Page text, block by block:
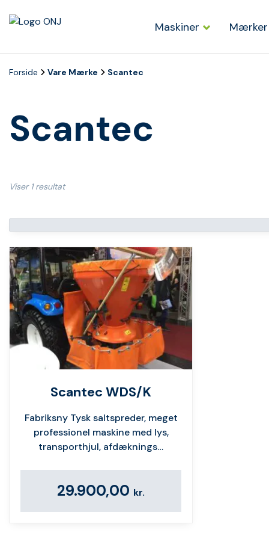
Maskiner Mærker
Forside Vare Mærke Scantec
Scantec
Viser 1 resultat
Scantec WDS/K
Fabriksny Tysk saltspreder, meget
professionel maskine med lys,
transporthjul, afdæknings…
29.900,00 kr.